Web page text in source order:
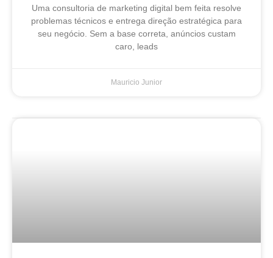
Uma consultoria de marketing digital bem feita resolve
problemas técnicos e entrega direção estratégica para
seu negócio. Sem a base correta, anúncios custam
caro, leads
Mauricio Junior